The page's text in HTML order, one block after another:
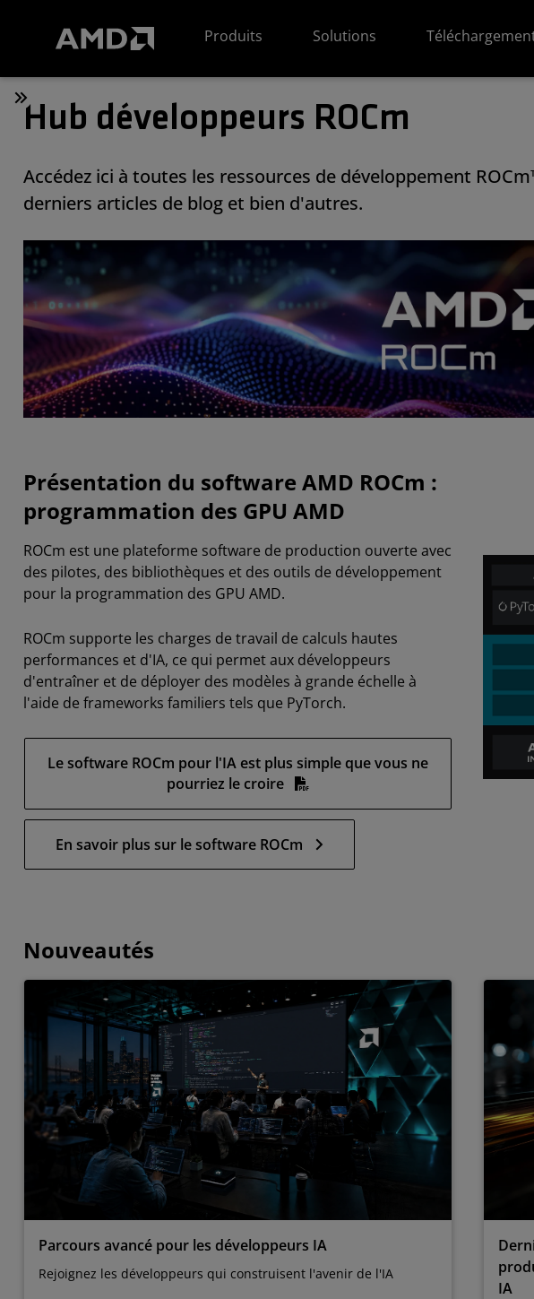
Produits
Solutions
Hub développeurs ROCm
Accédez ici à toutes les ressources de développement
derniers articles de blog et bien d'autres.
Présentation du software AMD ROCm :
programmation des GPU AMD
ROCm est une plateforme software de production ouverte avec
des pilotes, des bibliothèques et des outils de développement
pour la programmation des GPU AMD.
ROCm supporte les charges de travail de calculs hautes
performances et d'IA, ce qui permet aux développeurs
d'entraîner et de déployer des modèles à grande échelle à
l'aide de frameworks familiers tels que PyTorch.
Le software ROCm pour l'IA est plus simple que vous ne
pourriez le croire
En savoir plus sur le software ROCm
Nouveautés
Parcours avancé pour les développeurs IA
Rejoignez les développeurs qui construisent l'avenir de l'IA
IA